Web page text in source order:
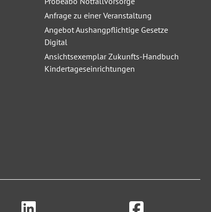
Anfrage zu einer Veranstaltung
Angebot Aushangpflichtige Gesetze
Digital
Ansichtsexemplar Zukunfts-Handbuch
Kindertageseinrichtungen